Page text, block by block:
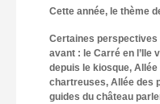
Cette année, le thème
Certaines perspectives
avant : le Carré en l’Ile
depuis le kiosque,
chartreuses, Allée des
guides du château